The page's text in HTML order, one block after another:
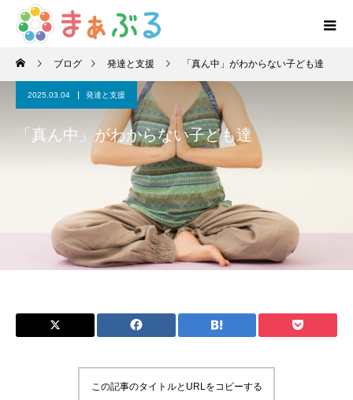
ブログ 発達と支援 「真ん中」がわからない子ども達
2025.03.04 発達と支援
「真ん中」がわからない子ども達
この記事のタイトルとURLをコピーする